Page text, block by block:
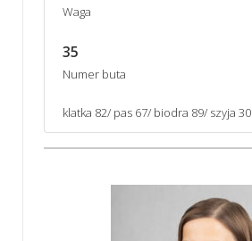
Waga
35
Numer buta
klatka 82/ pas 67/ biodra 89/ szyja 30